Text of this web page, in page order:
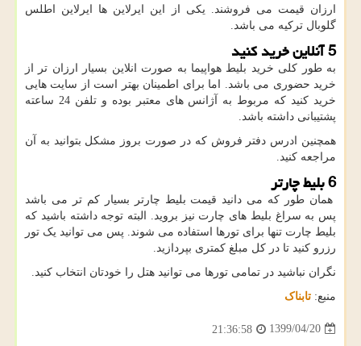
ارزان قیمت می فروشند. یکی از این ایرلاین ها ایرلاین اطلس
گلوبال ترکیه می باشد.
5 آنلاین خرید کنید
به طور کلی خرید بلیط هواپیما به صورت انلاین بسیار ارزان تر از
خرید حضوری می باشد. اما برای اطمینان بهتر است از سایت هایی
خرید کنید که مربوط به آژانس های معتبر بوده و تلفن 24 ساعته
پشتیبانی داشته باشد.
همچنین ادرس دفتر فروش که در صورت بروز مشکل بتوانید به آن
مراجعه کنید.
6 بلیط چارتر
همان طور که می دانید قیمت بلیط چارتر بسیار کم تر می باشد
پس به سراغ بلیط های چارت نیز بروید. البته توجه داشته باشید که
بلیط چارت تنها برای تورها استفاده می شوند. پس می توانید یک تور
رزرو کنید تا در کل مبلغ کمتری بپردازید.
نگران نباشید در تمامی تورها می توانید هتل را خودتان انتخاب کنید.
منبع: تابناک
1399/04/20
21:36:58